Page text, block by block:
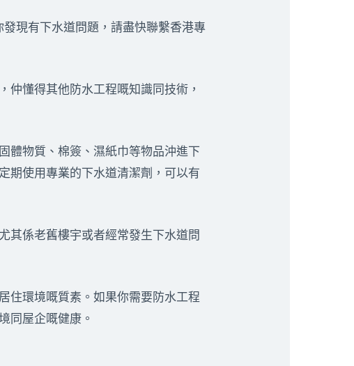
現有下水道問題，請盡快聯繫香港專
仲懂得其他防水工程嘅知識同技術，
體物質、棉簽、濕紙巾等物品沖進下
期使用專業的下水道清潔劑，可以有
其係老舊樓宇或者經常發生下水道問
住環境嘅質素。如果你需要防水工程
同屋企嘅健康。